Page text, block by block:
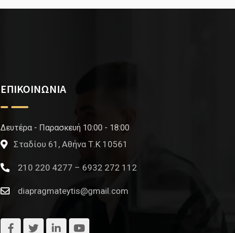
ΕΠΙΚΟΙΝΩΝΙΑ
Δευτέρα - Παρασκευή 10:00 - 18:00
Σταδίου 61, Αθήνα Τ.Κ 10561
210 220 4277 – 6932 272 112
diapragmateytis@gmail.com